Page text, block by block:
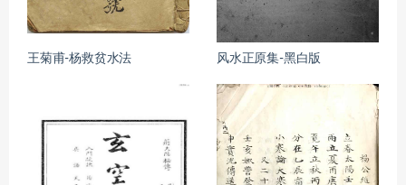
王菊甫-杨救贫水法 风水正原集-黑白版